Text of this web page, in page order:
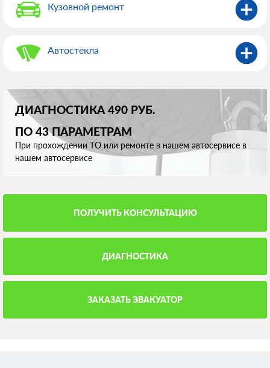
Кузовной ремонт
Автостекла
ДИАГНОСТИКА 490 РУБ.
ПО 43 ПАРАМЕТРАМ
При прохождении ТО или ремонте в нашем автосервисе в
нашем автосервисе
ПОЛУЧИТЬ КОНСУЛЬТАЦИЮ
ДИАГНОСТИКА
ЗАКАЗАТЬ ЭВАКУАТОР